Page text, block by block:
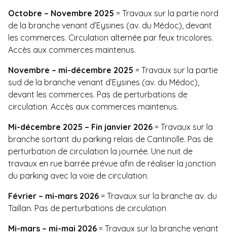
Octobre – Novembre 2025 = Travaux sur la partie nord
de la branche venant d’Eysines (av. du Médoc), devant
les commerces. Circulation alternée par feux tricolores.
Accès aux commerces maintenus.
Novembre – mi-décembre 2025 = Travaux sur la partie
sud de la branche venant d’Eysines (av. du Médoc),
devant les commerces. Pas de perturbations de
circulation. Accès aux commerces maintenus.
Mi-décembre 2025 – Fin janvier 2026 = Travaux sur la
branche sortant du parking relais de Cantinolle. Pas de
perturbation de circulation la journée. Une nuit de
travaux en rue barrée prévue afin de réaliser la jonction
du parking avec la voie de circulation.
Février – mi-mars 2026 = Travaux sur la branche av. du
Taillan. Pas de perturbations de circulation
Mi-mars – mi-mai 2026 = Travaux sur la branche venant